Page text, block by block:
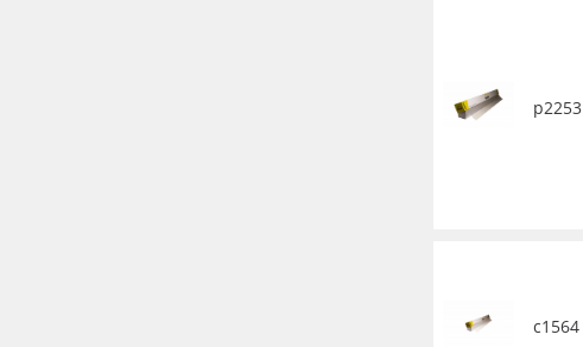
р2253
с1564